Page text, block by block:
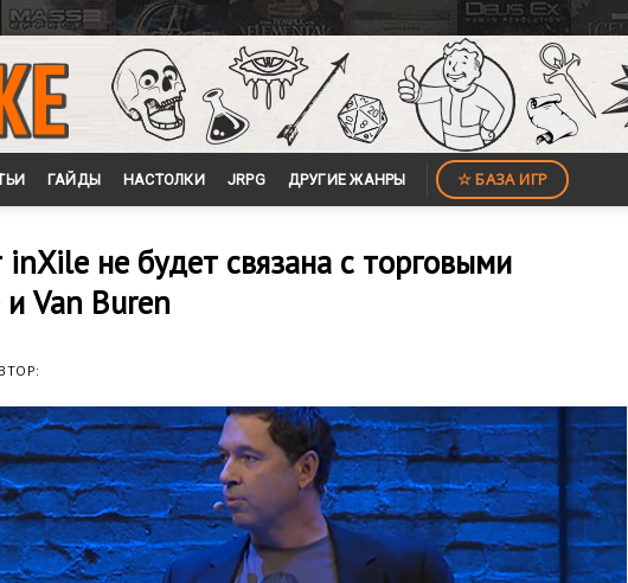
ГАЙДЫ НАСТОЛКИ JRPG ДРУГИЕ ЖАНРЫ ☆ БАЗА ИГР
не будет связана с торговыми
Van Buren